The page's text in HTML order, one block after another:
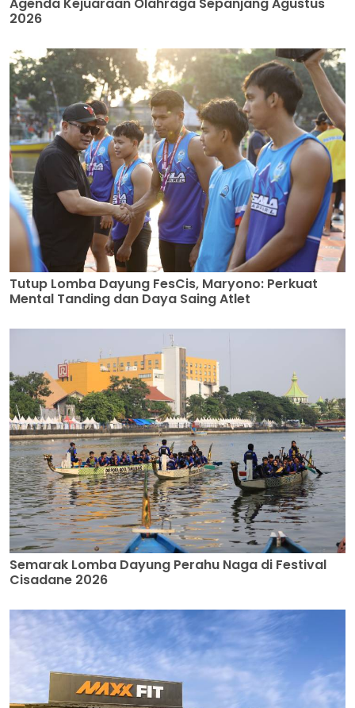
2026
Tutup Lomba Dayung FesCis, Maryono: Perkuat
Mental Tanding dan Daya Saing Atlet
Semarak Lomba Dayung Perahu Naga di Festival
Cisadane 2026